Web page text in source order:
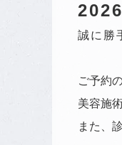
誠に勝
ご予約
美容施
また、